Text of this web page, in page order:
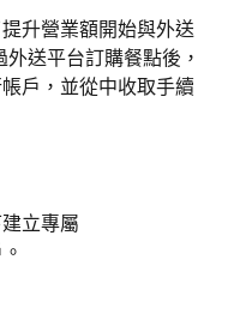
升營業額開始與外送
送平台訂購餐點後，
戶，並從中收取手續
立專屬